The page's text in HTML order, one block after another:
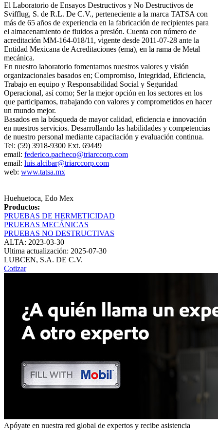
El Laboratorio de Ensayos Destructivos y No Destructivos de
Svifflug, S. de R.L. De C.V., perteneciente a la marca TATSA con
más de 65 años de experiencia en la fabricación de recipientes para
el almacenamiento de fluidos a presión. Cuenta con número de
acreditación MM-164-018/11, vigente desde 2011-07-28 ante la
Entidad Mexicana de Acreditaciones (ema), en la rama de Metal
mecánica.
En nuestro laboratorio fomentamos nuestros valores y visión
organizacionales basados en; Compromiso, Integridad, Eficiencia,
Trabajo en equipo y Responsabilidad Social y Seguridad
Operacional, así como; Ser la mejor opción en los sectores en los
que participamos, trabajando con valores y comprometidos en hacer
un mundo mejor.
Basados en la búsqueda de mayor calidad, eficiencia e innovación
en nuestros servicios. Desarrollando las habilidades y competencias
de nuestro personal mediante capacitación y evaluación continua.
Tel: (59) 3918-9300 Ext. 69449
email: federico.pacheco@triarccorp.com
email: luis.alcibar@triarccorp.com
web: www.tatsa.mx
Huehuetoca, Edo Mex
Productos:
PRUEBAS DE HERMETICIDAD
PRUEBAS MECÁNICAS
PRUEBAS NO DESTRUCTIVAS
ALTA: 2023-03-30
Ultima actualización: 2025-07-30
LUBCEN, S.A. DE C.V.
Cotizar
Apóyate en nuestra red global de expertos y recibe asistencia